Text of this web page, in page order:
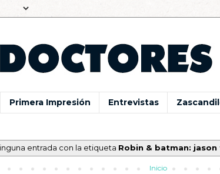
Primera Impresión Entrevistas
entrada con la etiqueta Robin & batman:
Inicio